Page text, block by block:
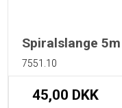
Spiralslange
7551.10
45,00 DKK